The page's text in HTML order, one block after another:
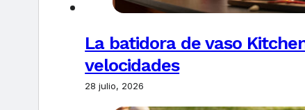
La batidora de vaso
velocidades
28 julio, 2026